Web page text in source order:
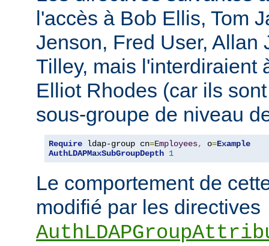
l'accès à Bob Ellis, Tom
Jenson, Fred User, Allan
Tilley, mais l'interdiraient
Elliot Rhodes (car ils
sous-groupe de niveau
Require ldap-group cn=Employees, o=Example
AuthLDAPMaxSubGroupDepth 1
Le comportement de
modifié par les directives